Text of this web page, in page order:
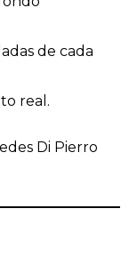
de cada
real.